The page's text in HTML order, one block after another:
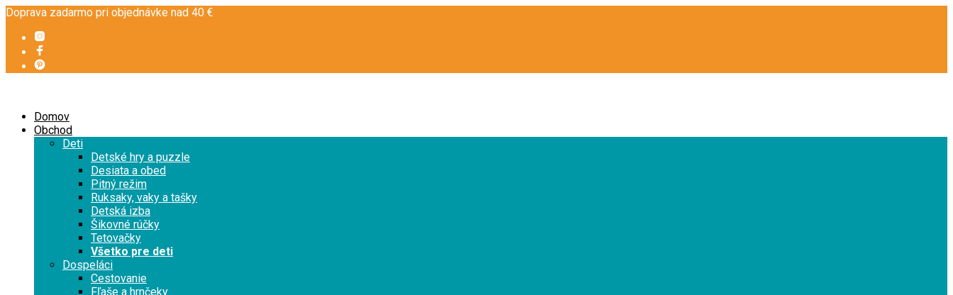
Doprava zadarmo pri objednávke nad 40 €
Domov
Obchod
Deti
Detské hry a puzzle
Desiata a obed
Pitný režim
Ruksaky, vaky a tašky
Detská izba
Šikovné rúčky
Tetovačky
Všetko pre deti
Dospeláci
Cestovanie
Fľaše a hrnčeky